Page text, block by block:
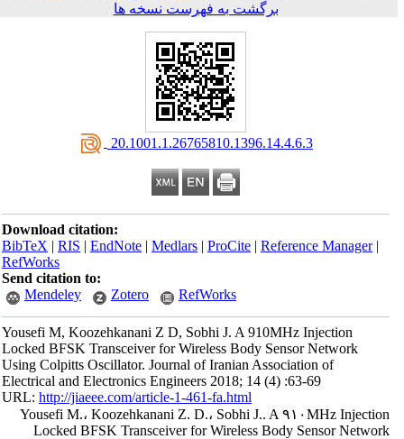
برگشت به فهرست نسخه ها
‎ 20.1001.1.26765810.1396.14.4.6.3
Download citation:
BibTeX|RIS|EndNote|Medlars|ProCite|Reference Manager
RefWorks
Send citation to:
Mendeley
Zotero RefWorks
Yousefi M, Koozehkanani Z D, Sobhi J. A 910MHz Injection
Locked BFSK Transceiver for Wireless Body Sensor Network
Using Colpitts Oscillator. Journal of Iranian Association of
Electrical and Electronics Engineers 2018; 14 (4) :63-69
URL:http://jiaeee.com/article-1-461-fa.html
Yousefi M.، Koozehkanani Z. D.، Sobhi J.. A ۹۱۰MHz Injection
Locked BFSK Transceiver for Wireless Body Sensor Network